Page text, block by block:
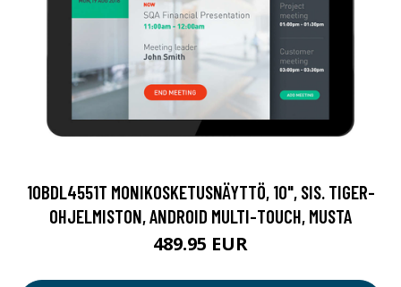
10BDL4551T MONIKOSKETUSNÄYTTÖ, 10", SIS. TIGER-
OHJELMISTON, ANDROID MULTI-TOUCH, MUSTA
489.95 EUR